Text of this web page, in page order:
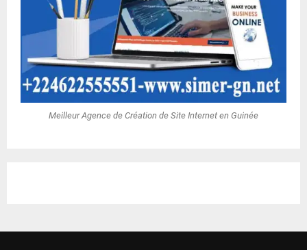
Meilleur Agence de Création de Site Internet en Guinée